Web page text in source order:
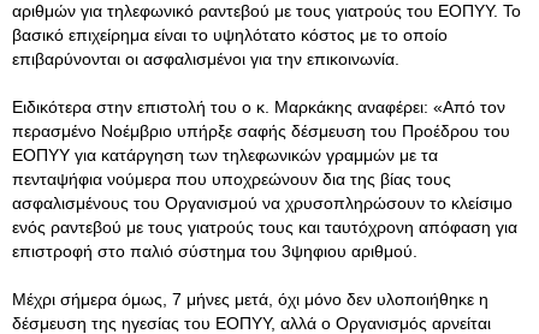
αριθμών για τηλεφωνικό ραντεβού με τους γιατρούς του ΕΟΠΥΥ. Το
βασικό επιχείρημα είναι το υψηλότατο κόστος με το οποίο
επιβαρύνονται οι ασφαλισμένοι για την επικοινωνία.
Ειδικότερα στην επιστολή του ο κ. Μαρκάκης αναφέρει: «Από τον
περασμένο Νοέμβριο υπήρξε σαφής δέσμευση του Προέδρου του
ΕΟΠΥΥ για κατάργηση των τηλεφωνικών γραμμών με τα
πενταψήφια νούμερα που υποχρεώνουν δια της βίας τους
ασφαλισμένους του Οργανισμού να χρυσοπληρώσουν το κλείσιμο
ενός ραντεβού με τους γιατρούς τους και ταυτόχρονη απόφαση για
επιστροφή στο παλιό σύστημα του 3ψηφιου αριθμού.
Μέχρι σήμερα όμως, 7 μήνες μετά, όχι μόνο δεν υλοποιήθηκε η
δέσμευση της ηγεσίας του ΕΟΠΥΥ, αλλά ο Οργανισμός αρνείται